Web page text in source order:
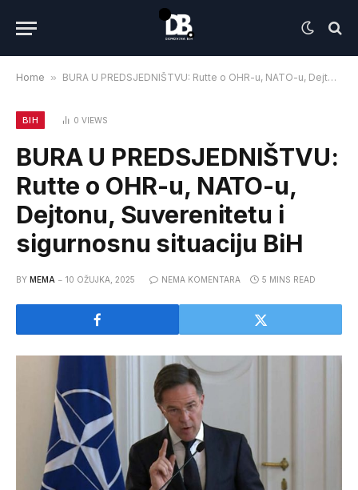
Home » BURA U PREDSJEDNIŠTVU: Rutte o OHR-u, NATO-u, Dejtonu, Suverenitetu i sigurnosnu situaciju BiH
BIH 0 VIEWS
BURA U PREDSJEDNIŠTVU:
Rutte o OHR-u, NATO-u,
Dejtonu, Suverenitetu i
sigurnosnu situaciju BiH
BY MEMA 10 OŽUJKA, 2025 NEMA KOMENTARA 5 MINS READ